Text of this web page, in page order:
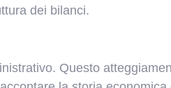
dei bilanci.
Questo